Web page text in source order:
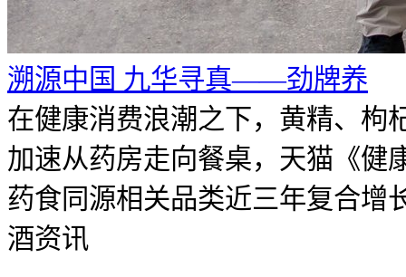
溯源中国 九华寻真——劲牌养
在健康消费浪潮之下，黄精、枸
加速从药房走向餐桌，天猫《健
药食同源相关品类近三年复合增
酒资讯